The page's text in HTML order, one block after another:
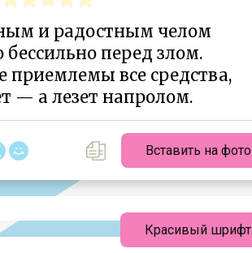
и радостным челом
перед злом.
приемлемы все средства,
— а лезет напролом.
Вставить на фото
Красивый шрифт